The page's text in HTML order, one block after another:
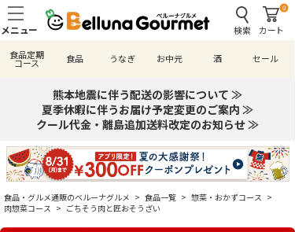
検索
0
カート
食品定期
コース 食品 うなぎ お中元 酒 セール
熊本地震に伴う配送の影響について ≫
夏季休暇に伴うお届け予定変更のご案内 ≫
クール代金・離島追加送料改定のお知らせ ≫
食品・グルメ通販のベルーナグルメ > 食品一覧 > 惣菜・おかずコース >
肉惣菜コース > ごちそう肉と匠おそうざい